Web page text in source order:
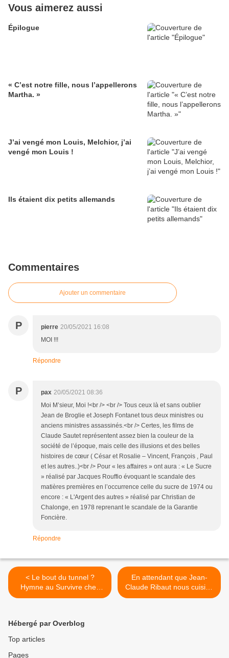
Vous aimerez aussi
Épilogue
« C’est notre fille, nous l’appellerons
Martha. »
J’ai vengé mon Louis, Melchior, j’ai
vengé mon Louis !
Ils étaient dix petits allemands
Commentaires
Ajouter un commentaire
P pierre 20/05/2021 16:08
MOI !!!
Répondre
P pax 20/05/2021 08:36
Moi M’sieur, Moi !<br /> <br /> Tous ceux là et sans oublier
Jean de Broglie et Joseph Fontanet tous deux ministres ou
anciens ministres assassinés.<br /> Certes, les films de
Claude Sautet représentent assez bien la couleur de la
société de l’époque, mais celle des illusions et des belles
histoires de cœur ( César et Rosalie – Vincent, François , Paul
et les autres..)<br /> Pour « les affaires » ont aura : « Le Sucre
» réalisé par Jacques Rouffio évoquant le scandale des
matières premières en l’occurrence celle du sucre de 1974 ou
encore : « L'Argent des autres » réalisé par Christian de
Chalonge, en 1978 reprenant le scandale de la Garantie
Foncière.
Répondre
< Le bout du tunnel ?
Hymne au Survivre chez
soi, l’art du confinement
mécanique et à la bidulité
En attendant que Jean-
Claude Ribaut nous cuisine
une tête de veau «en
Hébergé par Overblog
Top articles
Pages